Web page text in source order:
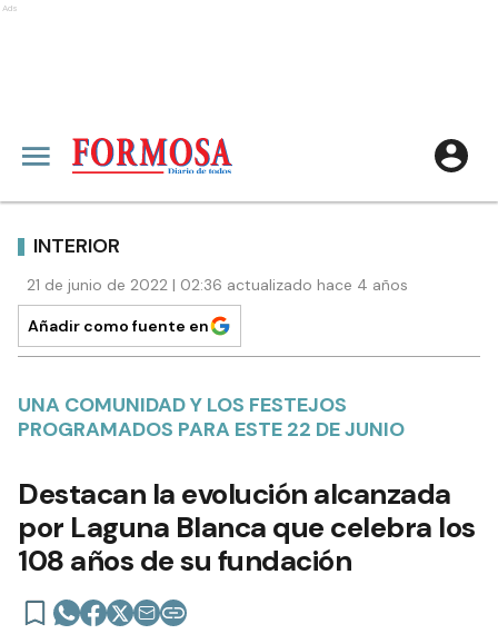
Ads
INTERIOR
21 de junio de 2022 | 02:36 actualizado hace 4 años
Añadir como fuente en
UNA COMUNIDAD Y LOS FESTEJOS
PROGRAMADOS PARA ESTE 22 DE JUNIO
Destacan la evolución alcanzada
por Laguna Blanca que celebra los
108 años de su fundación